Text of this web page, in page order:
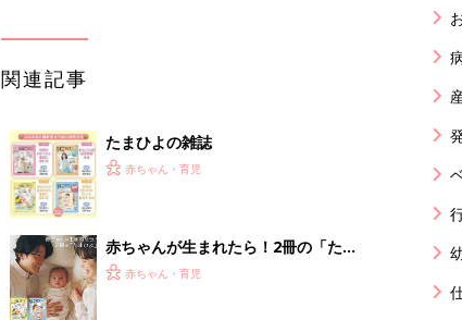
関連記事
たまひよの雑誌
赤ちゃん・育児
赤ちゃんが生まれたら！2冊の「たま
ひよ」
赤ちゃん・育児